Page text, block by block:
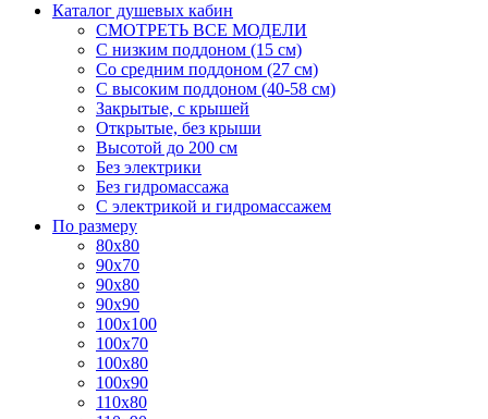
Каталог душевых кабин
СМОТРЕТЬ ВСЕ МОДЕЛИ
С низким поддоном (15 см)
Со средним поддоном (27 см)
С высоким поддоном (40-58 см)
Закрытые, с крышей
Открытые, без крыши
Высотой до 200 см
Без электрики
Без гидромассажа
С электрикой и гидромассажем
По размеру
80x80
90x70
90x80
90x90
100x100
100x70
100x80
100x90
110x80